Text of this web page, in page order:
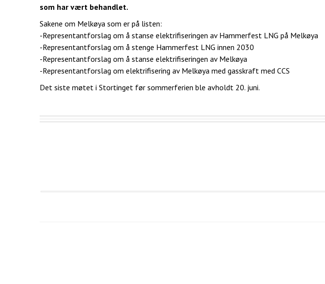
som har vært behandlet.
Sakene om Melkøya som er på listen:
-Representantforslag om å stanse elektrifiseringen av Hammerfest LNG på Melkøya
-Representantforslag om å stenge Hammerfest LNG innen 2030
-Representantforslag om å stanse elektrifiseringen av Melkøya
-Representantforslag om elektrifisering av Melkøya med gasskraft med CCS
Det siste møtet i Stortinget før sommerferien ble avholdt 20. juni.